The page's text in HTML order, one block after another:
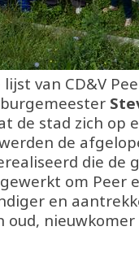
van CD&V
de stad zich op
de
die de
om Peer
en
oud,